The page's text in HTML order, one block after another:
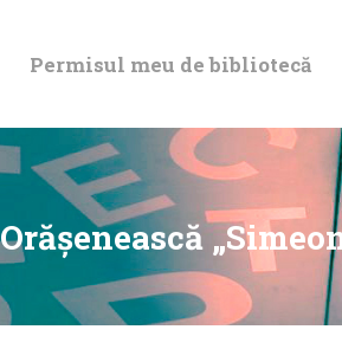
Permisul meu de bibliotecă
DE BIBLIOTECĂ
CATALOAGE ȘI
COLECȚII